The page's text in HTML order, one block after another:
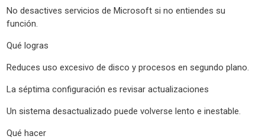
No desactives servicios de Microsoft si no entiendes su
función.
Qué logras
Reduces uso excesivo de disco y procesos en segundo plano.
La séptima configuración es revisar actualizaciones
Un sistema desactualizado puede volverse lento e inestable.
Qué hacer